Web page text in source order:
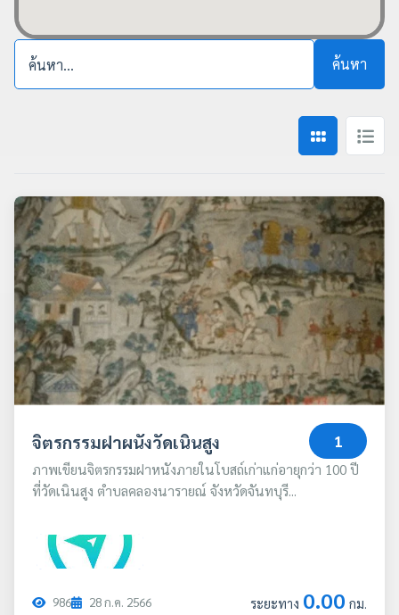
ค้นหา
จิตรกรรมฝาผนังวัดเนินสูง 1
ภาพเขียนจิตรกรรมฝาหนังภายในโบสถ์เก่าแก่อายุกว่า 100 ปี
ที่วัดเนินสูง ตำบลคลองนารายณ์ จังหวัดจันทบุรี...
986 28ก.ค. 2566 ระยะทาง 0.00 กม.